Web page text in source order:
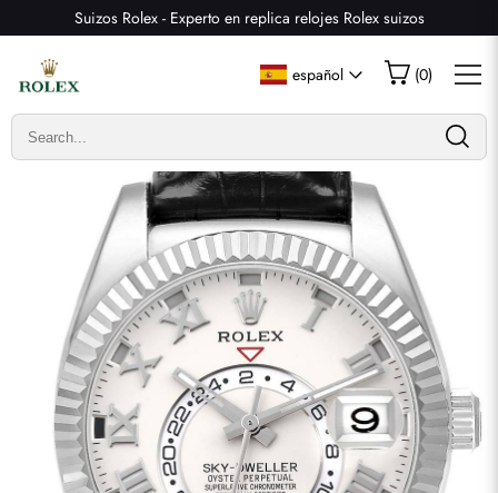
Suizos Rolex - Experto en replica relojes Rolex suizos
español (0)
Escribir una reseña
Solo los clientes que hayan comprado este artículo pueden
dejar una reseña.
comentarios